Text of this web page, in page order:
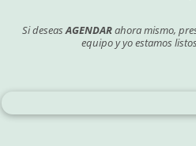
Si deseasAGENDARahora mismo,
equipo y yo estamos